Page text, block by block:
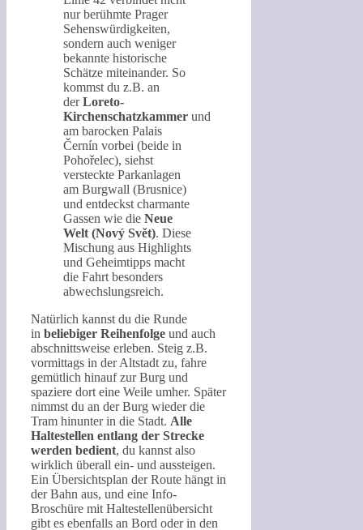
nur berühmte Prager
Sehenswürdigkeiten,
sondern auch weniger
bekannte historische
Schätze miteinander. So
kommst du z.B. an
derLoreto-
Kirchenschatzkammer und
am barocken Palais
Černín vorbei (beide in
Pohořelec), siehst
versteckte Parkanlagen
am Burgwall (Brusnice)
und entdeckst charmante
Gassen wie die Neue
Welt (Nový Svět). Diese
Mischung aus Highlights
und Geheimtipps macht
die Fahrt besonders
abwechslungsreich.
Natürlich kannst du die Runde
in beliebiger Reihenfolge und auch
abschnittsweise erleben. Steig z.B.
vormittags in der Altstadt zu, fahre
gemütlich hinauf zur Burg und
spaziere dort eine Weile umher. Später
nimmst du an der Burg wieder die
Tram hinunter in die Stadt. Alle
Haltestellen entlang der Strecke
werden bedient, du kannst also
wirklich überall ein- und aussteigen.
Ein Übersichtsplan der Route hängt in
der Bahn aus, und eine Info-
Broschüre mit Haltestellenübersicht
gibt es ebenfalls an Bord oder in den